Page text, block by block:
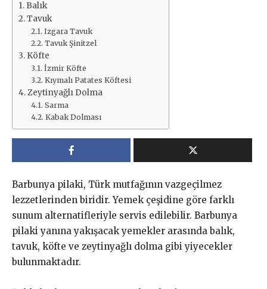
Balık
Tavuk
Izgara Tavuk
Tavuk Şinitzel
Köfte
İzmir Köfte
Kıymalı Patates Köftesi
Zeytinyağlı Dolma
Sarma
Kabak Dolması
Barbunya pilaki, Türk mutfağının vazgeçilmez
lezzetlerinden biridir. Yemek çeşidine göre farklı
sunum alternatifleriyle servis edilebilir. Barbunya
pilaki yanına yakışacak yemekler arasında balık,
tavuk, köfte ve zeytinyağlı dolma gibi yiyecekler
bulunmaktadır.